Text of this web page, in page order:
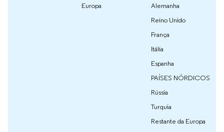
Europa
Alemanha
Reino Unido
França
Itália
Espanha
PAÍSES NÓRDICOS
Rússia
Turquia
Restante da Europa